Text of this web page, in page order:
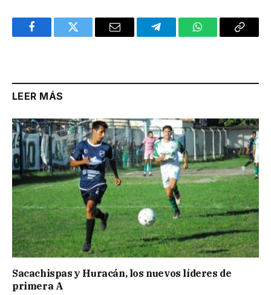
FacebookTwitter Email TelegramWhatsAppCopy
LEER MÁS
Sacachispas y Huracán, los nuevos líderes de
primera A